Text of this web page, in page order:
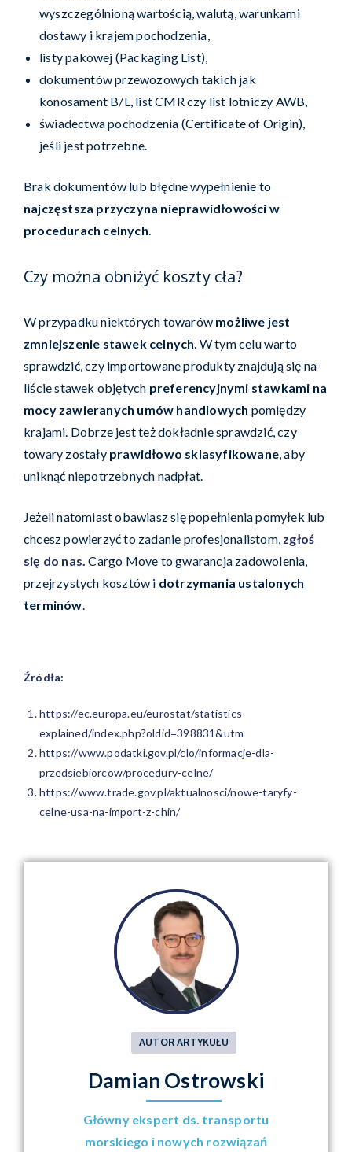
wyszczególnioną wartością, walutą, warunkami
dostawy i krajem pochodzenia,
listy pakowej (Packaging List),
dokumentów przewozowych takich jak
konosament B/L, list CMR czy list lotniczy AWB,
świadectwa pochodzenia (Certificate of Origin),
jeśli jest potrzebne.
Brak dokumentów lub błędne wypełnienie to
najczęstsza przyczyna nieprawidłowości w
procedurach celnych.
Czy można obniżyć koszty cła?
W przypadku niektórych towarów możliwe jest
zmniejszenie stawek celnych. W tym celu warto
sprawdzić, czy importowane produkty znajdują się na
liście stawek objętych preferencyjnymi stawkami na
mocy zawieranych umów handlowych pomiędzy
krajami. Dobrze jest też dokładnie sprawdzić, czy
towary zostały prawidłowo sklasyfikowane, aby
uniknąć niepotrzebnych nadpłat.
Jeżeli natomiast obawiasz się popełnienia pomyłek lub
chcesz powierzyć to zadanie profesjonalistom, zgłoś
się do nas. Cargo Move to gwarancja zadowolenia,
przejrzystych kosztów i dotrzymania ustalonych
terminów.
Źródła:
https://ec.europa.eu/eurostat/statistics-
explained/index.php?oldid=398831&utm
https://www.podatki.gov.pl/clo/informacje-dla-
przedsiebiorcow/procedury-celne/
https://www.trade.gov.pl/aktualnosci/nowe-taryfy-
celne-usa-na-import-z-chin/
AUTOR ARTYKUŁU
Damian Ostrowski
Główny ekspert ds. transportu
morskiego i nowych rozwiązań